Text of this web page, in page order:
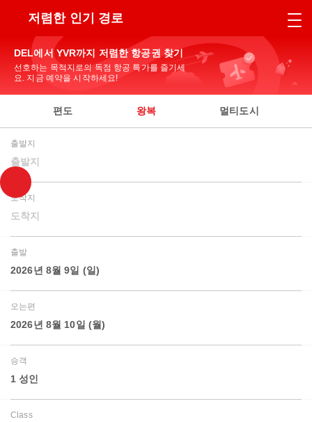
저렴한 인기 경로
DEL에서 YVR까지 저렴한 항공권 찾기
선호하는 목적지로의 독점 항공 특가를 즐기세
요. 지금 예약을 시작하세요!
편도 왕복 멀티도시
출발지
출발지
도착지
도착지
출발
2026년 8월 9일 (일)
오는편
2026년 8월 10일 (월)
승객
1 성인
Class